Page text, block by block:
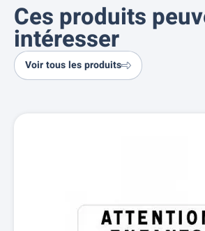
Ces produits
intéresser
Voir tous les produits